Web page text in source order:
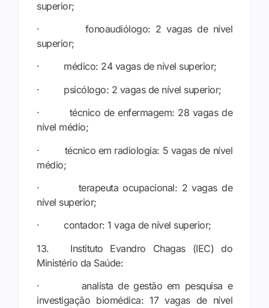
superior;
· fonoaudiólogo: 2 vagas de nível
superior;
· médico: 24 vagas de nível superior;
· psicólogo: 2 vagas de nível superior;
· técnico de enfermagem: 28 vagas de
nível médio;
· técnico em radiologia: 5 vagas de nível
médio;
· terapeuta ocupacional: 2 vagas de
nível superior;
· contador: 1 vaga de nível superior;
13. Instituto Evandro Chagas (IEC) do
Ministério da Saúde:
· analista de gestão em pesquisa e
investigação biomédica: 17 vagas de nível